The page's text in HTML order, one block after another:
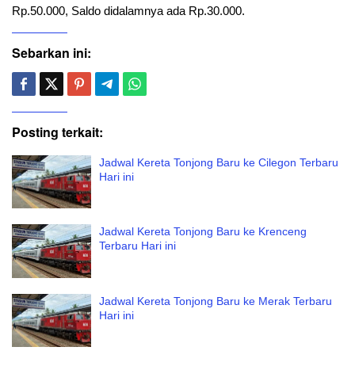
Rp.50.000, Saldo didalamnya ada Rp.30.000.
Sebarkan ini:
Posting terkait:
Jadwal Kereta Tonjong Baru ke Cilegon Terbaru
Hari ini
Jadwal Kereta Tonjong Baru ke Krenceng
Terbaru Hari ini
Jadwal Kereta Tonjong Baru ke Merak Terbaru
Hari ini